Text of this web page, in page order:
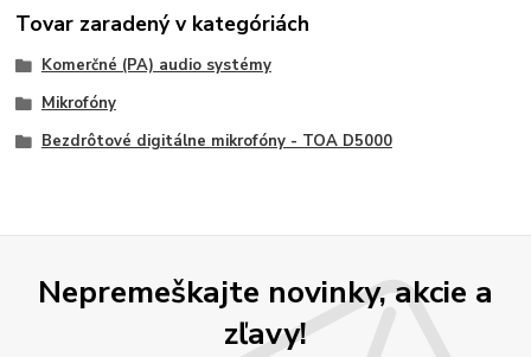
Tovar zaradený v kategóriách
Komerčné (PA) audio systémy
Mikrofóny
Bezdrôtové digitálne mikrofóny - TOA D5000
Nepremeškajte novinky, akcie a
zľavy!